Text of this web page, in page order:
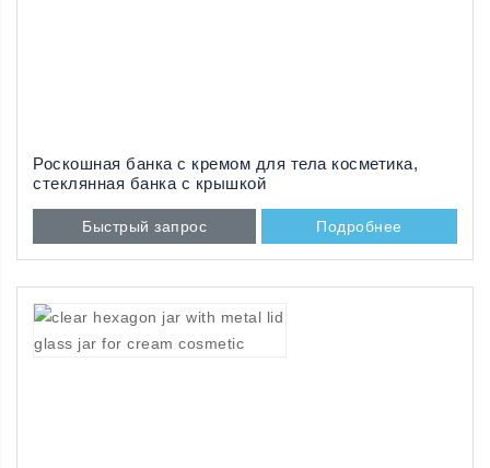
Роскошная банка с кремом для тела косметика,
стеклянная банка с крышкой
Быстрый запрос Подробнее